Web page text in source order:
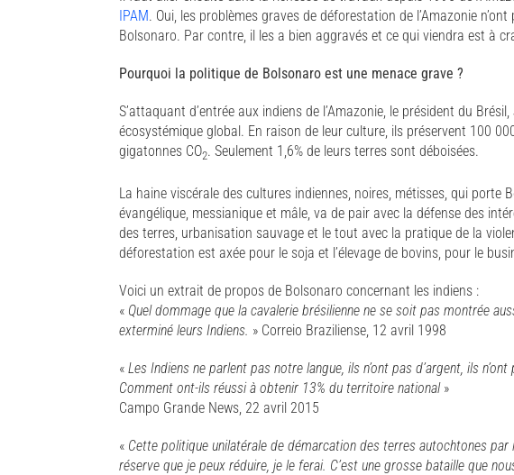
IPAM. Oui, les problèmes graves de déforestation de l’Amazonie
Bolsonaro. Par contre, il les a bien aggravés et ce qui viendra est à
Pourquoi la politique de Bolsonaro est une menace grave ?
S’attaquant d’entrée aux indiens de l’Amazonie, le président du
écosystémique global. En raison de leur culture, ils préservent 100
gigatonnes CO2. Seulement 1,6% de leurs terres sont déboisées.
La haine viscérale des cultures indiennes, noires, métisses, qui porte
évangélique, messianique et mâle, va de pair avec la défense des
des terres, urbanisation sauvage et le tout avec la pratique de la
déforestation est axée pour le soja et l’élevage de bovins, pour le
Voici un extrait de propos de Bolsonaro concernant les indiens :
« Quel dommage que la cavalerie brésilienne ne se soit pas montrée
exterminé leurs Indiens. » Correio Braziliense, 12 avril 1998
« Les Indiens ne parlent pas notre langue, ils n’ont pas d’argent, ils
Comment ont-ils réussi à obtenir 13% du territoire national»
Campo Grande News, 22 avril 2015
« Cette politique unilatérale de démarcation des terres autochtones
réserve que je peux réduire, je le ferai. C’est une grosse bataille que